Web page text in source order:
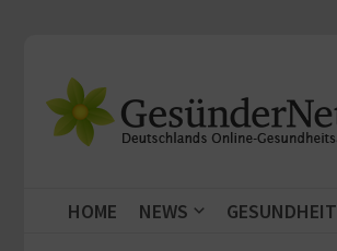
HOME NEWS GESUNDHEIT